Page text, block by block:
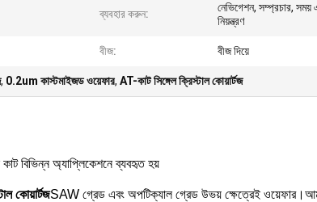
ব্যবহার করুন:
নেভিগেশন, সম্প্রচার, সময়
নিয়ন্ত্রণ
বীজ: বীজ দিয়ে
, 0.2um কাস্টমাইজড ওয়েফার, AT-কাট সিঙ্গেল ক্রিস্টাল কোয়ার্টজ
বিভিন্ন অ্যাপ্লিকেশনে ব্যবহৃত হয়
কোয়ার্টজSAW গ্রেড এবং অপটিক্যাল গ্রেড উভয় ক্ষেত্রেই